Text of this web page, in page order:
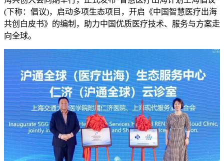
(下称：倡议)，启动多项生态项目，开启《中国智慧医疗出海
共创白皮书》的编制，助力中国优质医疗技术、服务与方案走
向全球。